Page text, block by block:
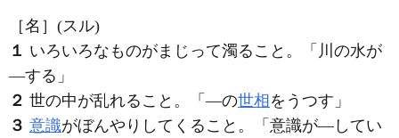
［名］ (スル)
１ いろいろなものがまじって濁ること。「川の水が
―する」
２ 世の中が乱れること。「―の世相 をうつす」
３ 意識がぼんやりしてくること。「意識が―してい